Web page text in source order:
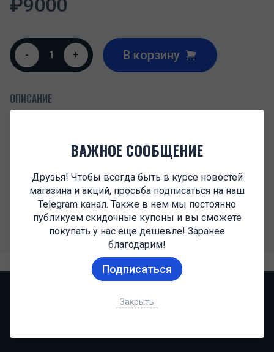
ВАЖНОЕ СООБЩЕНИЕ
Друзья! Чтобы всегда быть в курсе новостей
магазина и акций, просьба подписаться на наш
Telegram канал. Также в нем мы постоянно
публикуем скидочные купоны и вы сможете
покупать у нас еще дешевле! Заранее
благодарим!
Подписаться
Закрыть
₽9000
- 1 + В корзину
ОПИСАНИЕ
В комплекте БАКВОДА!
От 3 уп - 7500Р упаковку